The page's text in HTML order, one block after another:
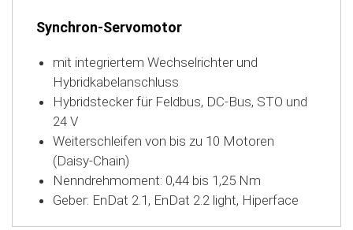
Synchron-Servomotor
mit integriertem Wechselrichter und
Hybridkabelanschluss
Hybridstecker für Feldbus, DC-Bus, STO und
24 V
Weiterschleifen von bis zu 10 Motoren
(Daisy-Chain)
Nenndrehmoment: 0,44 bis 1,25 Nm
Geber: EnDat 2.1, EnDat 2.2 light, Hiperface